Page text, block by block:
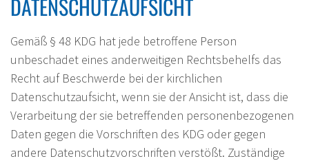
DATENSCHUTZAUFSICHT
Gemäß § 48 KDG hat jede betroffene Person
unbeschadet eines anderweitigen Rechtsbehelfs das
Recht auf Beschwerde bei der kirchlichen
Datenschutzaufsicht, wenn sie der Ansicht ist, dass die
Verarbeitung der sie betreffenden personenbezogenen
Daten gegen die Vorschriften des KDG oder gegen
andere Datenschutzvorschriften verstößt. Zuständige